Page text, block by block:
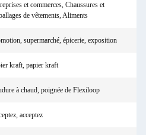
et commerces, Chaussures et
de vêtements, Aliments
supermarché, épicerie, exposition
kraft, papier kraft
à chaud, poignée de Flexiloop
acceptez